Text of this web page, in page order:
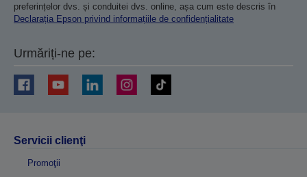
preferințelor dvs. și conduitei dvs. online, așa cum este descris în
Declarația Epson privind informațiile de confidențialitate
Urmăriți-ne pe:
Servicii clienţi
Promoţii